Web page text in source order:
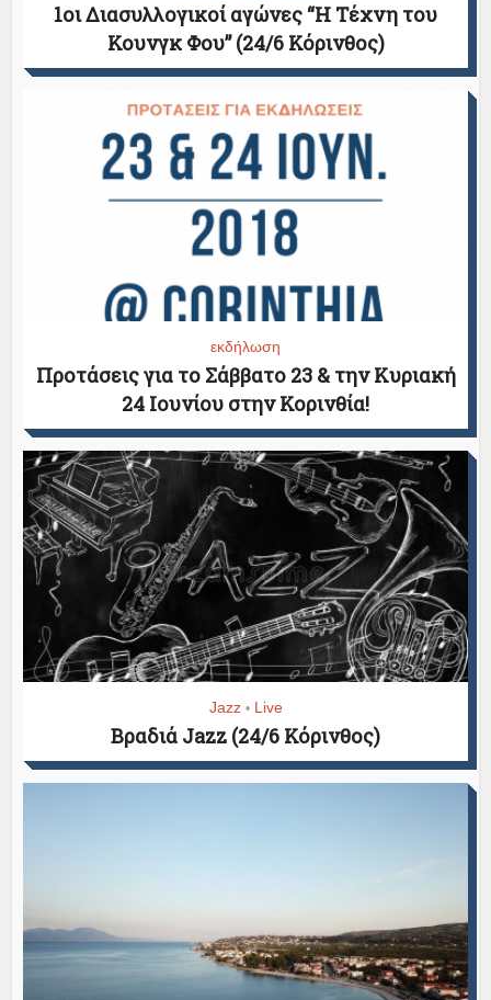
1οι Διασυλλογικοί αγώνες “Η Τέχνη του
Κουνγκ Φου” (24/6 Κόρινθος)
εκδήλωση
Προτάσεις για το Σάββατο 23 & την Κυριακή
24 Ιουνίου στην Κορινθία!
Jazz • Live
Βραδιά Jazz (24/6 Κόρινθος)